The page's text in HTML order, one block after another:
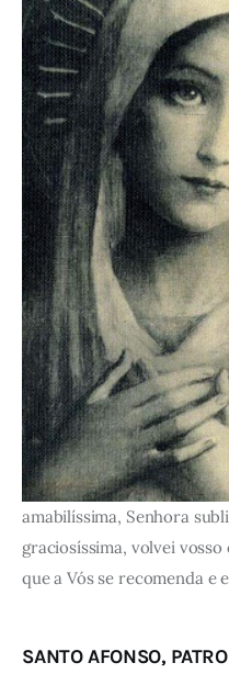
amabilíssima, Senhora
graciosíssima, volvei
que a Vós se recomenda e
SANTO AFONSO,